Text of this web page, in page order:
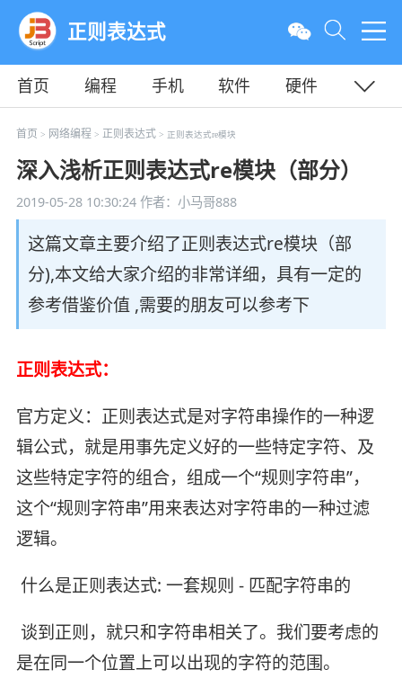
正则表达式
首页 编程 手机 软件
硬件
教程
平面 服务器
首页 > 网络编程 > 正则表达式> 正则表达式re模块
深入浅析正则表达式re模块（部分）
2019-05-28 10:30:24作者：小马哥888
这篇文章主要介绍了正则表达式re模块（部
分),本文给大家介绍的非常详细，具有一定的
参考借鉴价值 ,需要的朋友可以参考下
正则表达式：
官方定义：正则表达式是对字符串操作的一种逻
辑公式，就是用事先定义好的一些特定字符、及
这些特定字符的组合，组成一个“规则字符串”，
这个“规则字符串”用来表达对字符串的一种过滤
逻辑。
​ 什么是正则表达式: 一套规则 - 匹配字符串的
​ 谈到正则，就只和字符串相关了。我们要考虑的
是在同一个位置上可以出现的字符的范围。